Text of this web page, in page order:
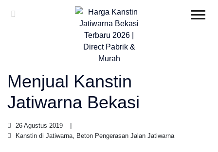
Menjual Kanstin
Jatiwarna Bekasi
26 Agustus 2019
Kanstin di Jatiwarna, Beton Pengerasan Jalan Jatiwarna